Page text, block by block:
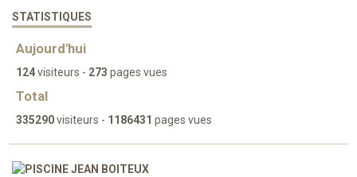
STATISTIQUES
Aujourd'hui
124visiteurs - 273 pages vues
Total
335290visiteurs - 1186431 pages vues